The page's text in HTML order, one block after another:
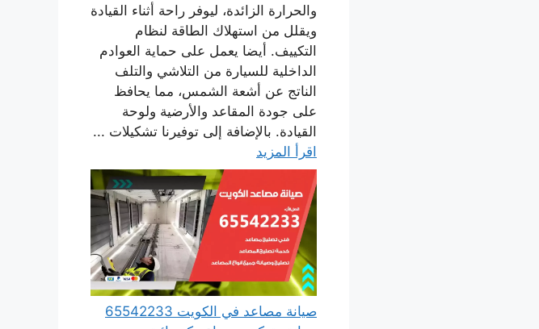
والحرارة الزائدة، ليوفر راحة أثناء القيادة
ويقلل من استهلاك الطاقة لنظام
التكييف. أيضا يعمل على حماية العوادم
الداخلية للسيارة من التلاشي والتلف
الناتج عن أشعة الشمس، مما يحافظ
على جودة المقاعد والأرضية ولوحة
القيادة. بالإضافة إلى توفيرنا تشكيلات ...
اقرأ المزيد
صيانة مصاعد في الكويت 65542233